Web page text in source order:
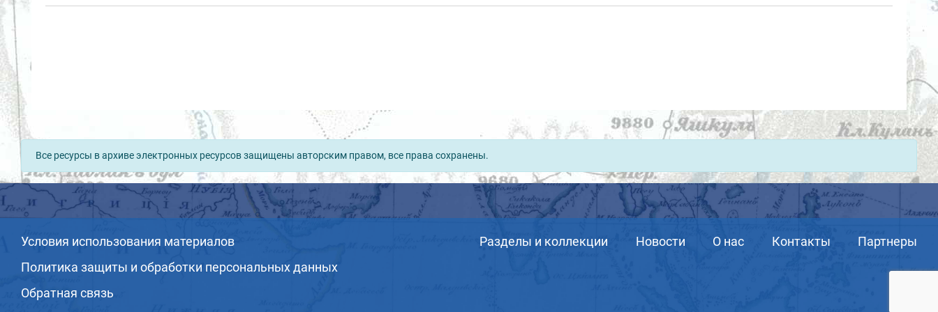
Все ресурсы в архиве электронных ресурсов защищены авторским правом, все права сохранены.
Условия использования материалов
Политика защиты и обработки персональных данных
Обратная связь
Разделы и коллекции Новости О нас Контакты Партнеры